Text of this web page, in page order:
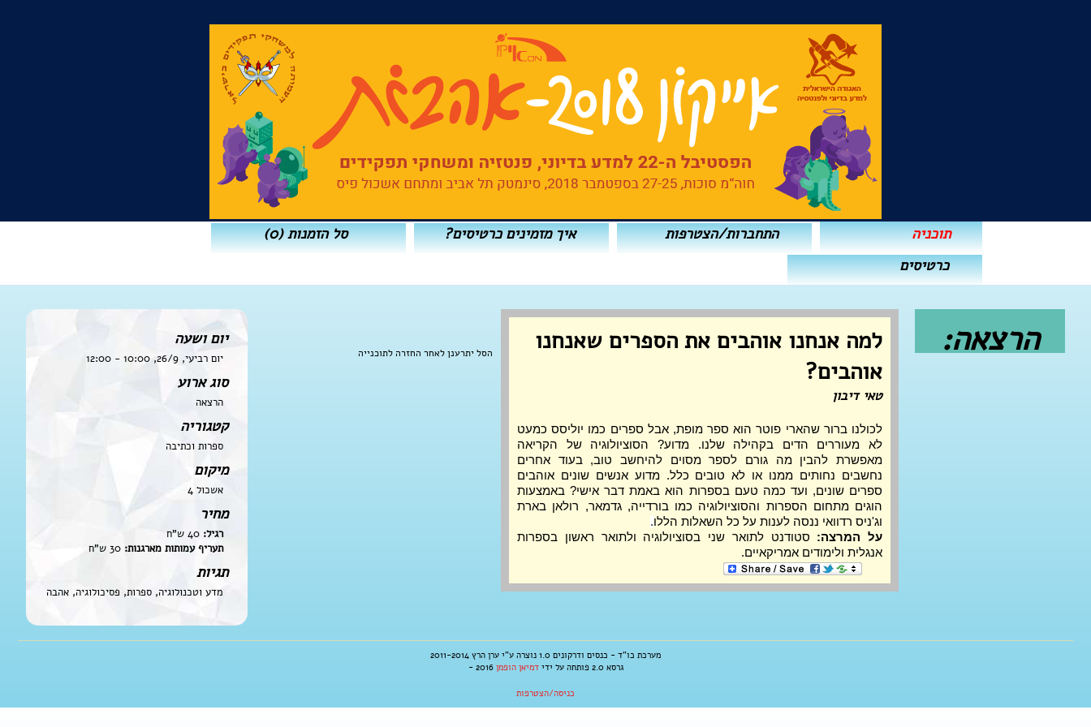
תוכניה התחברות/הצטרפות איך מזמינים כרטיסים? סל הזמנות(0)
כרטיסים
הרצאה:
למה אנחנו אוהבים את הספרים שאנחנו
אוהבים?
טאי דיבון
וג'ניס רדוואי ננסה לענות על כל השאלות הללו.
על המרצה:
אנגלית ולימודים אמריקאיים.
יום ושעה
יום רביעי, 26/9, 10:00 - 12:00
סוג ארוע
הרצאה
קטגוריה
ספרות וכתיבה
מיקום
אשכול 4
מחיר
רגיל:
תעריף עמותות מארגנות:
תגיות
מדע וטכנולוגיה, ספרות, פסיכולוגיה, אהבה
הסל יתרענן לאחר החזרה לתוכנייה
מערכת כו"ד - כנסים ודרקונים 1.0 נוצרה ע"י ערן הרץ 2011-2014
גרסא 2.0 פותחה על ידי
דמיאן הופמן 2016 -
כניסה/הצטרפות